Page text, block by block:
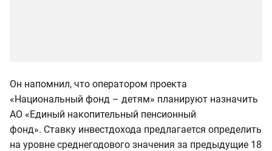
Он напомнил, что оператором проекта
«Национальный фонд – детям» планируют назначить
АО «Единый накопительный пенсионный
фонд». Ставку инвестдохода предлагается определить
на уровне среднегодового значения за предыдущие 18